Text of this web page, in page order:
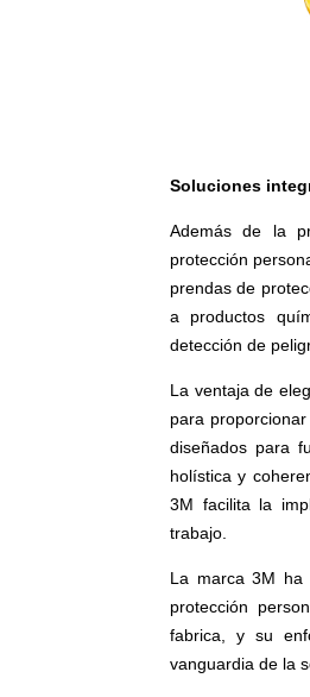
Soluciones
Además de la
protección
prendas de
a productos
detección de
La ventaja de
para
diseñados para
holística y
3M facilita la
trabajo.
La marca 3M ha
protección
fabrica, y su
vanguardia de la